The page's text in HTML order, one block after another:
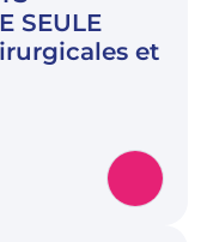
SEULE
et